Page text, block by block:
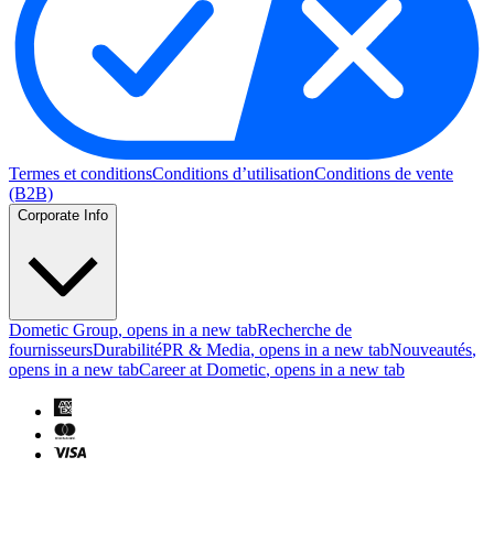
Termes et conditionsConditions d’utilisationConditions de vente
(B2B)
Corporate Info
Dometic Group, opens in a new tabRecherche de
fournisseursDurabilitéPR & Media, opens in a new tabNouveautés,
opens in a new tabCareer at Dometic, opens in a new tab